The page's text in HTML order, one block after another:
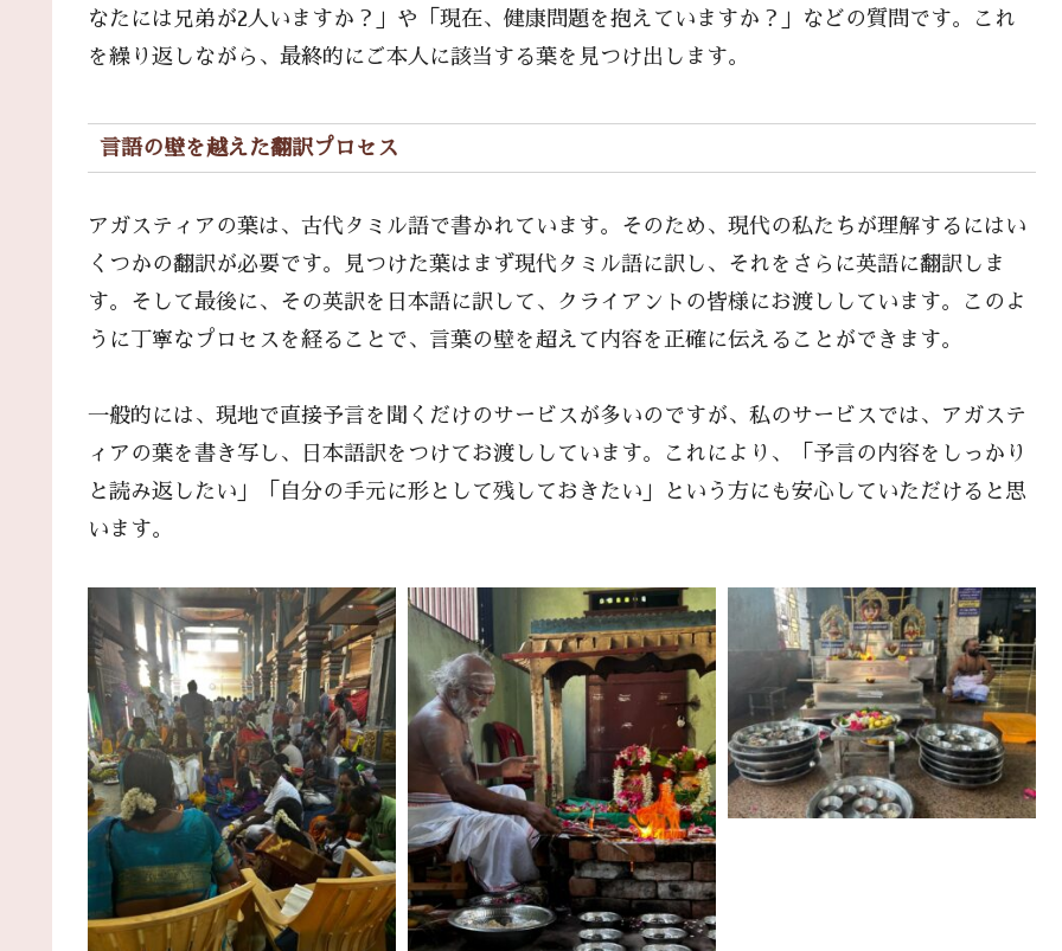
なたには兄弟が2人いますか？」や「現在、健康問題を抱えていますか？」などの質問です。これ
を繰り返しながら、最終的にご本人に該当する葉を見つけ出します。
言語の壁を越えた翻訳プロセス
アガスティアの葉は、古代タミル語で書かれています。そのため、現代の私たちが理解するにはい
くつかの翻訳が必要です。見つけた葉はまず現代タミル語に訳し、それをさらに英語に翻訳しま
す。そして最後に、その英訳を日本語に訳して、クライアントの皆様にお渡ししています。このよ
うに丁寧なプロセスを経ることで、言葉の壁を超えて内容を正確に伝えることができます。
一般的には、現地で直接予言を聞くだけのサービスが多いのですが、私のサービスでは、アガステ
ィアの葉を書き写し、日本語訳をつけてお渡ししています。これにより、「予言の内容をしっかり
と読み返したい」「自分の手元に形として残しておきたい」という方にも安心していただけると思
います。